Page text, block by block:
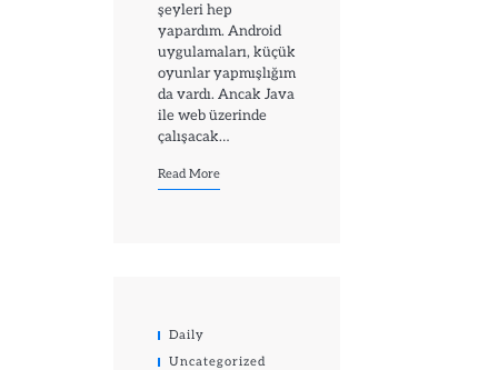
şeyleri hep
yapardım. Android
uygulamaları, küçük
oyunlar yapmışlığım
da vardı. Ancak Java
ile web üzerinde
çalışacak…
Read More
Daily
Uncategorized